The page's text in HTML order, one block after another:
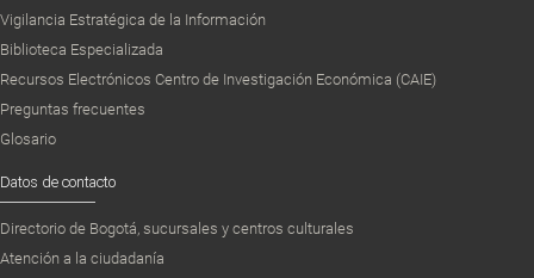
Vigilancia Estratégica de la Información
Biblioteca Especializada
Recursos Electrónicos Centro de Investigación Económica (CAIE)
Preguntas frecuentes
Glosario
Datos de contacto
Directorio de Bogotá, sucursales y centros culturales
Atención a la ciudadanía